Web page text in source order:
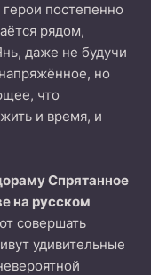
постепенно
рядом,
даже не будучи
но
что
и время, и
Спрятанное
на русском
совершать
удивительные